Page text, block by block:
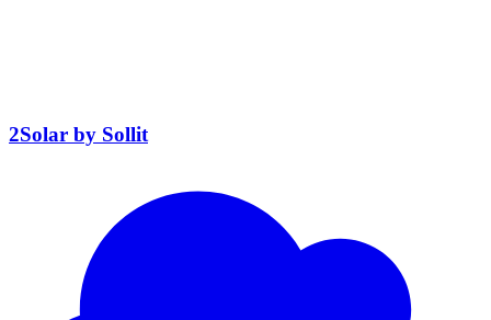
2Solar by Sollit